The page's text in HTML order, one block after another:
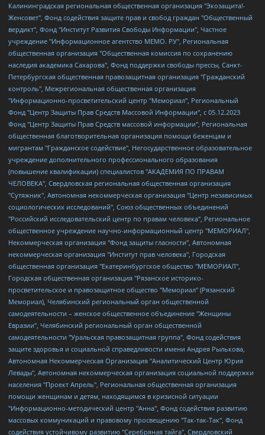
Калининградская региональная общественная организация "Экозащита!-Женсовет", Фонд содействия защите прав и свобод граждан "Общественный вердикт", Фонд "Институт Развития Свободы Информации", Частное учреждение "Информационное агентство МЕМО. РУ", Региональная общественная организация "Общественная комиссия по сохранению наследия академика Сахарова", Фонд поддержки свободы прессы, Санкт-Петербургская общественная правозащитная организация "Гражданский контроль", Межрегиональная общественная организация "Информационно-просветительский центр "Мемориал", Региональный Фонд "Центр Защиты Прав Средств Массовой Информации", с 05.12.2023 Фонд "Центр Защиты Прав Средств массовой информации", Региональная общественная благотворительная организация помощи беженцам и мигрантам "Гражданское содействие", Негосударственное образовательное учреждение дополнительного профессионального образования (повышение квалификации) специалистов "АКАДЕМИЯ ПО ПРАВАМ ЧЕЛОВЕКА", Свердловская региональная общественная организация "Сутяжник", Автономная некоммерческая организация "Центр независимых социологических исследований", Союз общественных объединений "Российский исследовательский центр по правам человека", Региональное общественное учреждение научно-информационный центр "МЕМОРИАЛ", Некоммерческая организация "Фонд защиты гласности", Автономная некоммерческая организация "Институт прав человека", Городская общественная организация "Екатеринбургское общество "МЕМОРИАЛ", Городская общественная организация "Рязанское историко-просветительское и правозащитное общество "Мемориал" (Рязанский Мемориал), Челябинский региональный орган общественной самодеятельности – женское общественное объединение "Женщины Евразии", Челябинский региональный орган общественной самодеятельности "Уральская правозащитная группа", Фонд содействия защите здоровья и социальной справедливости имени Андрея Рылькова, Автономная Некоммерческая Организация "Аналитический Центр Юрия Левады", Автономная некоммерческая организация социальной поддержки населения "Проект Апрель", Региональная общественная организация помощи женщинам и детям, находящимся в кризисной ситуации "Информационно-методический центр "Анна", Фонд содействия развитию массовых коммуникаций и правовому просвещению "Так-так-Так", Фонд содействия устойчивому развитию "Серебряная тайга", Свердловский региональный общественный фонд социальных проектов "Новое время", "Idel.Реалии", Кавказ.Реалии, Крым.Реалии, Телеканал Настоящее Время, Татаро-башкирская служба Радио Свобода (Azatliq Radiosi), Радио Свободная Европа/Радио Свобода (PCE/PC), "Сибирь.Реалии", "Фактограф", Благотворительный фонд помощи осужденным и их семьям, Автономная некоммерческая организация "Институт глобализации и социальных движений", Фонд "В защиту прав заключенных", Частное учреждение "Центр поддержки и содействия развитию средств массовой информации", Пензенский региональный общественный благотворительный фонд "Гражданский союз", "Север.Реалии", Некоммерческая организация Фонд "Правовая инициатива", Общество с ограниченной ответственностью "Радио Свободная Европа/Радио Свобода", Чешское информационное агентство "MEDIUM-ORIENT", Красноярская региональная общественная организация "Мы против СПИДа", Камалягин Денис Николаевич, Маркелов Сергей Евгеньевич, Пономарев Лев Александрович, Савицкая Людмила Алексеевна, Автономная некоммерческая организация "Центр по работе с проблемой насилия "НАСИЛИЮ.НЕТ", Межрегиональный профессиональный союз работников здравоохранения "Альянс врачей", Юридическое лицо, зарегистрированное в Латвийской Республике, SIA "Medusa Project" (регистрационный номер 40103797863, дата регистрации 10.06.2014), Некоммерческая организация "Фонд по борьбе с коррупцией", Автономная некоммерческая организация "Институт права и публичной политики", Баданин Роман Сергеевич, Гликин Максим Александрович, Железнова Мария Михайловна, Лукьянова Юлия Сергеевна, Маетная Елизавета Витальевна, Маняхин Петр Борисович, Чуракова Ольга Владимировна, Ярош Юлия Петровна, Юридическое лицо "The Insider SIA", зарегистрированное в Риге, Латвийская Республика (дата регистрации 26.06.2015), являющееся администратором доменного имени интернет-издания "The Insider SIA", https://theins.ru, Постернак Алексей Евгеньевич, Рубин Михаил Аркадьевич, Анин Роман Александрович, Юридическое лицо Istories fonds, зарегистрированное в Латвийской Республике (регистрационный номер 50008295751, дата регистрации 24.02.2020), Великовский Дмитрий Александрович, Долинина Ирина Николаевна, Мароховская Алеся Алексеевна, Шлейнов Роман Юрьевич, Шмагун Олеся Валентиновна, Общество с ограниченной ответственностью "Альтаир 2021", Общество с ограниченной ответственностью "Вега 2021", Общество с ограниченной ответственностью "Главный редактор 2021", Общество с ограниченной ответственностью "Ромашки монолит", Важенков Артем Валерьевич, Ивановская областная общественная организация "Центр гендерных исследований", Гурман Юрий Альбертович, Медиапроект "ОВД-Инфо", Егоров Владимир Владимирович, Жилинский Владимир Александрович, Общество с ограниченной ответственностью "ЗП", Иванова София Юрьевна, Карезина Инна Павловна, Кильтау Екатерина Викторовна, Петров Алексей Викторович, Пискунов Сергей Евгеньевич, Смирнов Сергей Сергеевич, Тихонов Михаил Сергеевич, Общество с ограниченной ответственностью "ЖУРНАЛИСТ-ИНОСТРАННЫЙ АГЕНТ", Арапова Галина Юрьевна, Вольтская Татьяна Анатольевна, Американская компания "Mason G.E.S. Anonymous Foundation" (США), являющаяся владельцем интернет-издания https://mnews.world/, Компания "Stichting Bellingcat", зарегистрированная в Нидерландах (дата регистрации 11.07.2018), Захаров Андрей Вячеславович, Клепиковская Екатерина Дмитриевна, Общество с ограниченной ответственностью "МЕМО", Перл Роман Александрович, Симонов Евгений Алексеевич, Соловьева Елена Анатольевна, Сотников Даниил Владимирович, Сурначева Елизавета Дмитриевна, Автономная некоммерческая организация по защите прав человека и информированию населения "Якутия – Наше Мнение", Общество с ограниченной ответственностью "Москоу диджитал медиа", с 26.01.2023 Общество с ограниченной ответственностью "Чайка Белые сады", Ветошкина Валерия Валерьевна, Заговора Максим Александрович, Межрегиональное общественное движение "Российская ЛГБТ - сеть", Оленичев Максим Владимирович, Павлов Иван Юрьевич, Скворцова Елена Сергеевна, Общество с ограниченной ответственностью "Как бы инагент", Кочетков Игорь Викторович, Общество с ограниченной ответственностью "Честные выборы", Еланчик Олег Александрович, Общество с ограниченной ответственностью "Нобелевский призыв", Гималова Регина Эмилевна, Григорьев Андрей Валерьевич, Григорьева Алина Александровна, Ассоциация по содействию защите прав призывников, альтернативнослужащих и военнослужащих "Правозащитная группа "Гражданин.Армия.Право", Хисамова Регина Фаритовна, Автономная некоммерческая организация по реализации социально-правовых программ "Лилит", Дальневосточное общественное движение "Маяк", Санкт-Петербургская ЛГБТ-инициативная группа "Выход", Инициативная группа ЛГБТ+ "Реверс", Алексеев Андрей Викторович, Бекбулатова Таисия Львовна, Беляев Иван Михайлович, Владыкина Елена Сергеевна, Гельман Марат Александрович, Никульшина Вероника Юрьевна, Толоконникова Надежда Андреевна, Шендерович Виктор Анатольевич, Общество с ограниченной ответственностью "Данное сообщение", Общество с ограниченной ответственностью Издательский дом "Новая глава", Айнбиндер Александра Александровна, Московский комьюнити-центр для ЛГБТ+инициатив, Благотворительный фонд развития филантропии, Deutsche Welle (Германия, Kurt-Schumacher-Strasse 3, 53113 Bonn), Борзунова Мария Михайловна, Воробьев Виктор Викторович, Голубева Анна Львовна, Константинова Алла Михайловна, Малкова Ирина Владимировна, Мурадов Мурад Абдулгалимович, Осетинская Елизавета Николаевна, Понасенков Евгений Николаевич, Ганапольский Матвей Юрьевич, Киселев Евгений Алексеевич, Борухович Ирина Григорьевна, Дремин Иван Тимофеевич, Дубровский Дмитрий Викторович, Красноярская региональная общественная организация поддержки и развития альтернативных образовательных технологий и межкультурных коммуникаций "ИНТЕРРА", Маяковская Екатерина Алексеевна, Фейгин Марк Захарович, Филимонов Андрей Викторович, Дзугкоева Регина Николаевна, Доброхотов Роман Александрович, Дудь Юрий Александрович, Елкин Сергей Владимирович, Кругликов Кирилл Игоревич, Сабунаева Мария Леонидовна, Семенов Алексей Владимирович, Шаинян Карен Багратович, Шульман Екатерина Михайловна, Асафьев Артур Валерьевич, Вахштайн Виктор Семенович, Венедиктов Алексей Алексеевич, Лушникова Екатерина Евгеньевна, Волков Леонид Михайлович, Невзоров Александр Глебович, Пархоменко Сергей Борисович, Сироткин Ярослав Николаевич, Кара-Мурза Владимир Владимирович, Баранова Наталья Владимировна, Гозман Леонид Яковлевич, Кагарлицкий Борис Юльевич, Климарев Михаил Валерьевич, Милов Владимир Станиславович, Автономная некоммерческая организация Краснодарский центр современного искусства "Типография", Моргенштерн Алишер Тагирович, Соболь Любовь Эдуардовна, Общество с ограниченной ответственностью "ЛИЗА НОРМ", Каспаров Гарри Кимович, Ходорковский Михаил Борисович, Общество с ограниченной ответственностью "Апрельские тезисы", Данилович Ирина Брониславовна, Кашин Олег Владимирович, Петров Николай Владимирович, Пивоваров Алексей Владимирович, Соколов Михаил Владимирович, Цветкова Юлия Владимировна, Чичваркин Евгений Александрович, Комитет против пыток/Команда против пыток, Общество с ограниченной ответственностью "Первый научный", Общество с ограниченной ответственностью "Вертолет и ко", Белоцерковская Вероника Борисовна, Кац Максим Евгеньевич, Лазарева Татьяна Юрьевна, Шаведдинов Руслан Табризович, Яшин Илья Валерьевич, Общество с ограниченной ответственностью "Иноагент ААВ", Алешковский Дмитрий Петрович, Альбац Евгения Марковна, Быков Дмитрий Львович, Галямина Юлия Евгеньевна, Лойко Сергей Леонидович, Мартынов Кирилл Константинович, Медведев Сергей Александрович, Крашенинников Федор Геннадиевич, Гордеева Катерина Вл